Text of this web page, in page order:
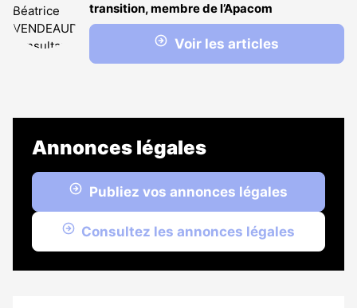
transition, membre de l’Apacom
Voir les articles
Annonces légales
Publiez vos annonces légales
Consultez les annonces légales